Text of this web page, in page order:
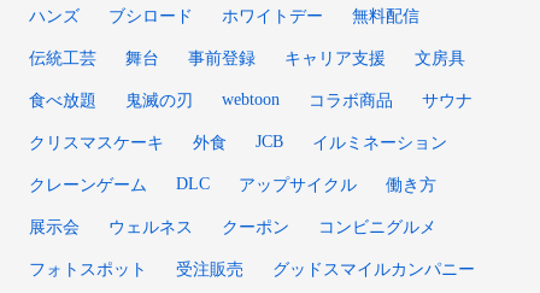
ハンズ ブシロード ホワイトデー 無料配信
伝統工芸 舞台 事前登録 キャリア支援 文房具
食べ放題 鬼滅の刃 webtoon コラボ商品 サウナ
クリスマスケーキ 外食 JCB イルミネーション
クレーンゲーム DLC アップサイクル 働き方
展示会 ウェルネス クーポン コンビニグルメ
フォトスポット 受注販売 グッドスマイルカンパニー